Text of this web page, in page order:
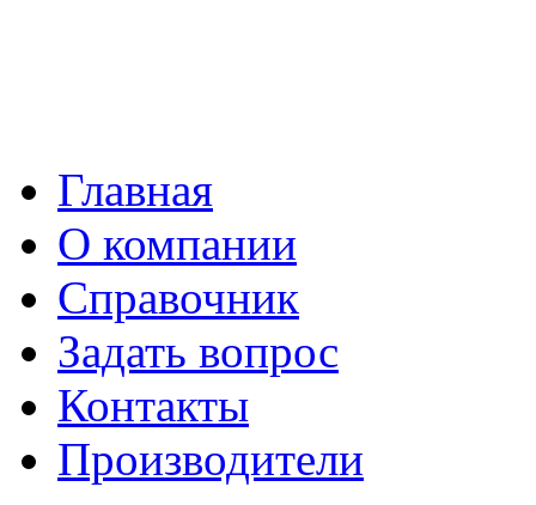
Главная
О компании
Справочник
Задать вопрос
Контакты
Производители